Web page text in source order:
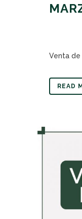
Venta de
READ